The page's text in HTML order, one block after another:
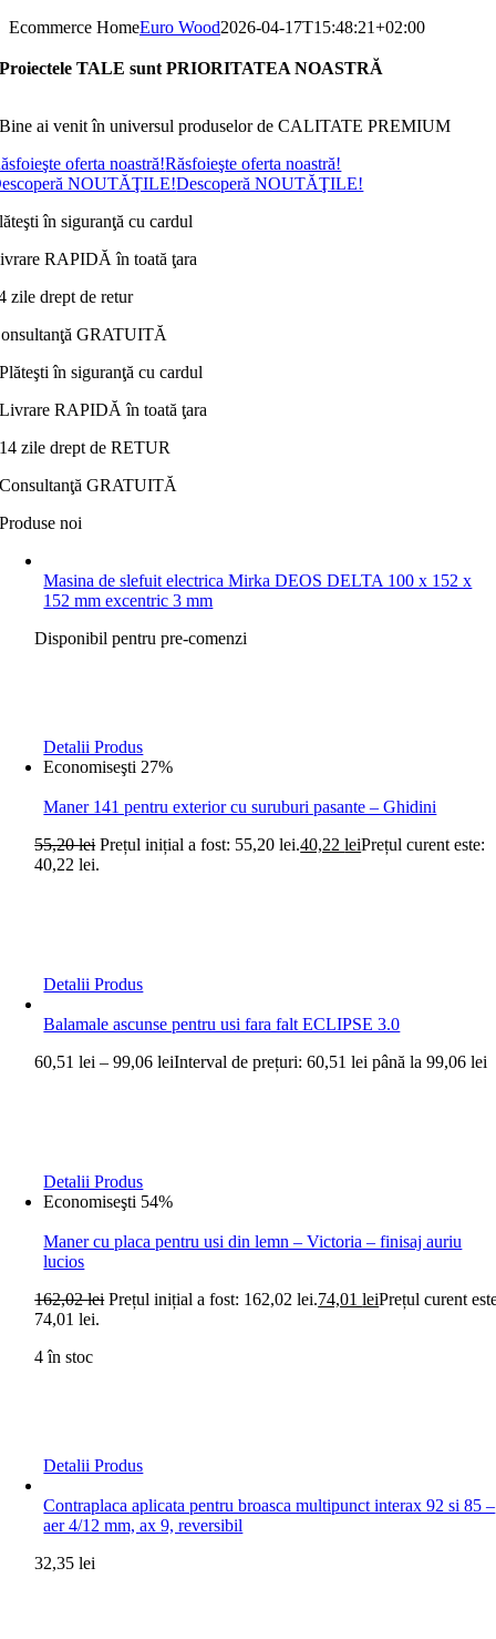
Ecommerce HomeEuro Wood2026-04-17T15:48:21+02:00
Proiectele TALE sunt PRIORITATEA NOASTRĂ
Bine ai venit în universul produselor de CALITATE PREMIUM
oferta noastră!Răsfoieşte oferta noastră!
NOUTĂŢILE!Descoperă NOUTĂŢILE!
în siguranţă cu cardul
RAPIDĂ în toată ţara
zile drept de retur
GRATUITĂ
Plăteşti în siguranţă cu cardul
Livrare RAPIDĂ în toată ţara
14 zile drept de RETUR
Consultanţă GRATUITĂ
Produse noi
Masina de slefuit electrica Mirka DEOS DELTA 100 x 152 x
152 mm excentric 3 mm
Disponibil pentru pre-comenzi
Detalii Produs
Economiseşti 27%
Maner 141 pentru exterior cu suruburi pasante – Ghidini
55,20lei Prețul inițial a fost: 55,20 lei.40,22leiPrețul curent este:
40,22 lei.
Detalii Produs
Balamale ascunse pentru usi fara falt ECLIPSE 3.0
60,51lei – 99,06leiInterval de prețuri: 60,51 lei până la 99,06 lei
Detalii Produs
Economiseşti 54%
Maner cu placa pentru usi din lemn – Victoria – finisaj auriu
lucios
162,02lei Prețul inițial a fost: 162,02 lei.74,01leiPrețul curent
74,01 lei.
4 în stoc
Detalii Produs
Contraplaca aplicata pentru broasca multipunct interax 92 si 85 –
aer 4/12 mm, ax 9, reversibil
32,35lei